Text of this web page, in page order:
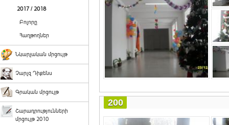
2017 / 2018
Բոլորը
Հաղթողներ
Նկարչական մրցույթ
Չարլզ Դիքենս
Գրական մրցույթ
Շարադրությունների
մրցույթ 2010
200